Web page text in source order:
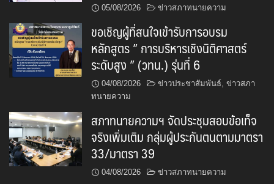
05/08/2026 ข่าวสภาทนายความ
ขอเชิญผู้ที่สนใจเข้ารับการอบรม
หลักสูตร ” การบริหารเชิงนิติศาสตร์
ระดับสูง ” (วทน.) รุ่นที่ 6
04/08/2026 ข่าวประชาสัมพันธ์ ,ข่าวสภา
ทนายความ
สภาทนายความฯ จัดประชุมสอบข้อเท็จ
จริงเพิ่มเติม กลุ่มผู้ประกันตนตามมาตรา
33/มาตรา 39
04/08/2026 ข่าวสภาทนายความ